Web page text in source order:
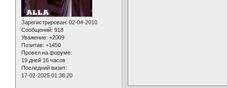
Зарегистрирован: 02-04-2010
Сообщений: 918
Уважение: +2009
Позитив: +1450
Провел на форуме:
19 дней 16 часов
Последний визит:
17-02-2025 01:38:20